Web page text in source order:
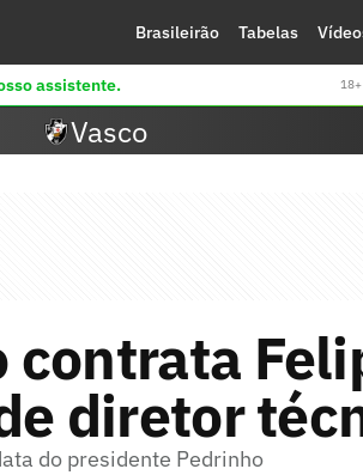
Brasileirão Tabelas
assistente.
Vasco
contrata
diretor
do presidente Pedrinho